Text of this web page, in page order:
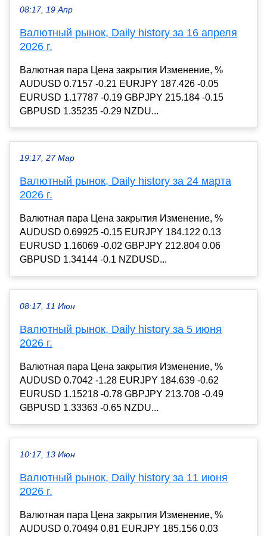
08:17, 19 Апр
Валютный рынок, Daily history за 16 апреля
2026 г.
Валютная пара Цена закрытия Изменение, %
AUDUSD 0.7157 -0.21 EURJPY 187.426 -0.05
EURUSD 1.17787 -0.19 GBPJPY 215.184 -0.15
GBPUSD 1.35235 -0.29 NZDU...
19:17, 27 Мар
Валютный рынок, Daily history за 24 марта
2026 г.
Валютная пара Цена закрытия Изменение, %
AUDUSD 0.69925 -0.15 EURJPY 184.122 0.13
EURUSD 1.16069 -0.02 GBPJPY 212.804 0.06
GBPUSD 1.34144 -0.1 NZDUSD...
08:17, 11 Июн
Валютный рынок, Daily history за 5 июня
2026 г.
Валютная пара Цена закрытия Изменение, %
AUDUSD 0.7042 -1.28 EURJPY 184.639 -0.62
EURUSD 1.15218 -0.78 GBPJPY 213.708 -0.49
GBPUSD 1.33363 -0.65 NZDU...
10:17, 13 Июн
Валютный рынок, Daily history за 11 июня
2026 г.
Валютная пара Цена закрытия Изменение, %
AUDUSD 0.70494 0.81 EURJPY 185.156 0.03